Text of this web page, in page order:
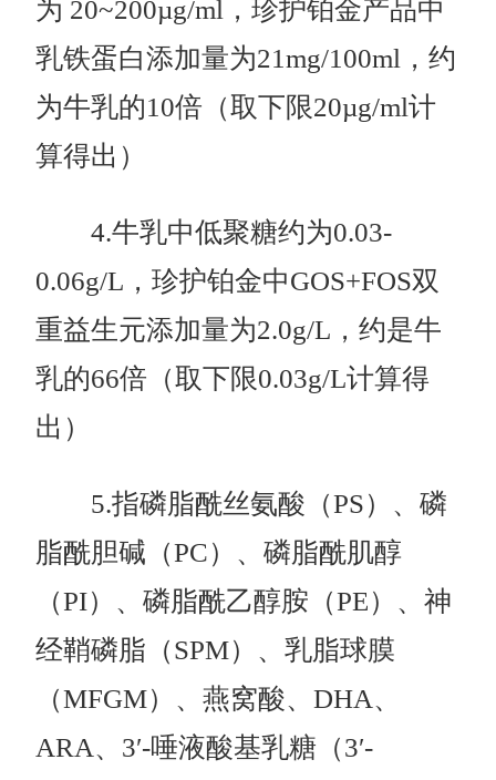
为 20~200µg/ml，珍护铂金产品中
乳铁蛋白添加量为21mg/100ml，约
为牛乳的10倍（取下限20µg/ml计
算得出）
4.牛乳中低聚糖约为0.03-
0.06g/L，珍护铂金中GOS+FOS双
重益生元添加量为2.0g/L，约是牛
乳的66倍（取下限0.03g/L计算得
出）
5.指磷脂酰丝氨酸（PS）、磷
脂酰胆碱（PC）、磷脂酰肌醇
（PI）、磷脂酰乙醇胺（PE）、神
经鞘磷脂（SPM）、乳脂球膜
（MFGM）、燕窝酸、DHA、
ARA、3′-唾液酸基乳糖（3′-